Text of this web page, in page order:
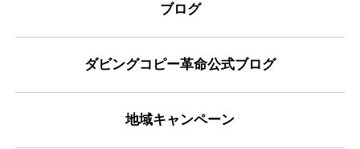
ブログ
ダビングコピー革命公式ブログ
地域キャンペーン